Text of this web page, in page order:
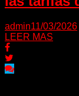
admin11/03/2026
LEER MAS